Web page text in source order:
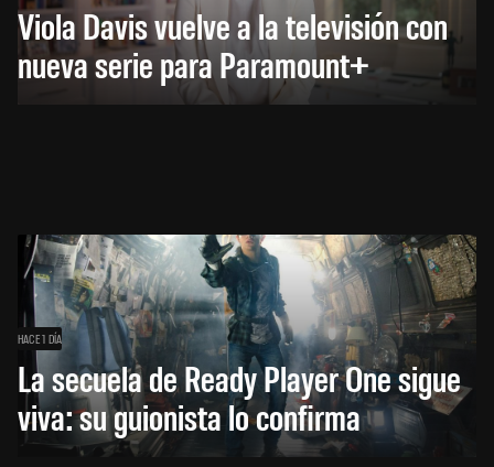
Viola Davis vuelve a la televisión con
nueva serie para Paramount+
HACE 1 DÍA
La secuela de Ready Player One sigue
viva: su guionista lo confirma